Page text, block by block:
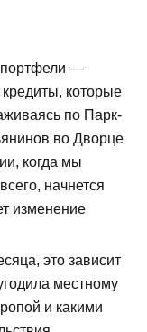
портфели —
которые
по Парк-
во Дворце
когда мы
начнется
изменение
это зависит
местному
и какими